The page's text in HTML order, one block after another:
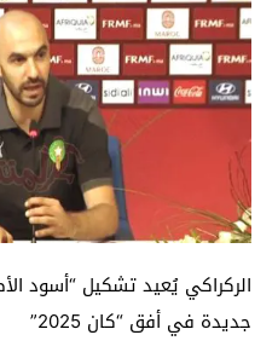
الركراكي يُعيد تشكيل “أسود
جديدة في أفق “كان 2025”